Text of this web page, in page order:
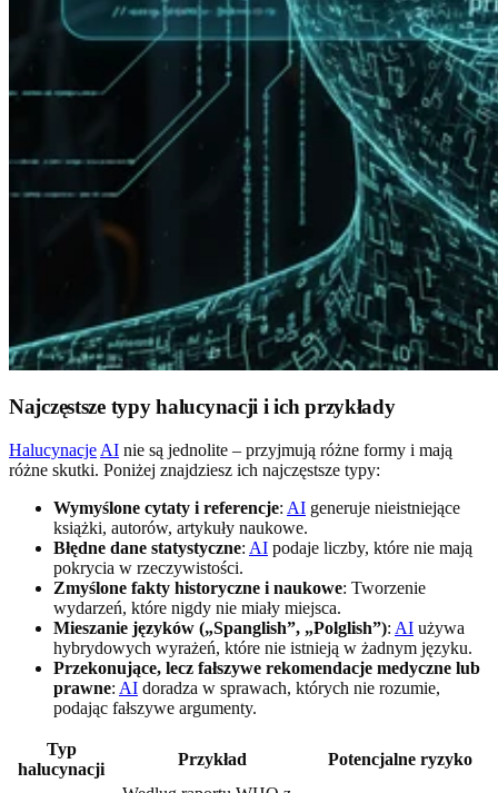
Najczęstsze typy halucynacji i ich przykłady
Halucynacje AI nie są jednolite – przyjmują różne formy i mają
różne skutki. Poniżej znajdziesz ich najczęstsze typy:
Wymyślone cytaty i referencje: AI generuje nieistniejące
książki, autorów, artykuły naukowe.
Błędne dane statystyczne: AI podaje liczby, które nie mają
pokrycia w rzeczywistości.
Zmyślone fakty historyczne i naukowe: Tworzenie
wydarzeń, które nigdy nie miały miejsca.
Mieszanie języków („Spanglish”, „Polglish”): AI używa
hybrydowych wyrażeń, które nie istnieją w żadnym języku.
Przekonujące, lecz fałszywe rekomendacje medyczne lub
prawne: AI doradza w sprawach, których nie rozumie,
podając fałszywe argumenty.
Typ
halucynacji
Przykład
Potencjalne ryzyko